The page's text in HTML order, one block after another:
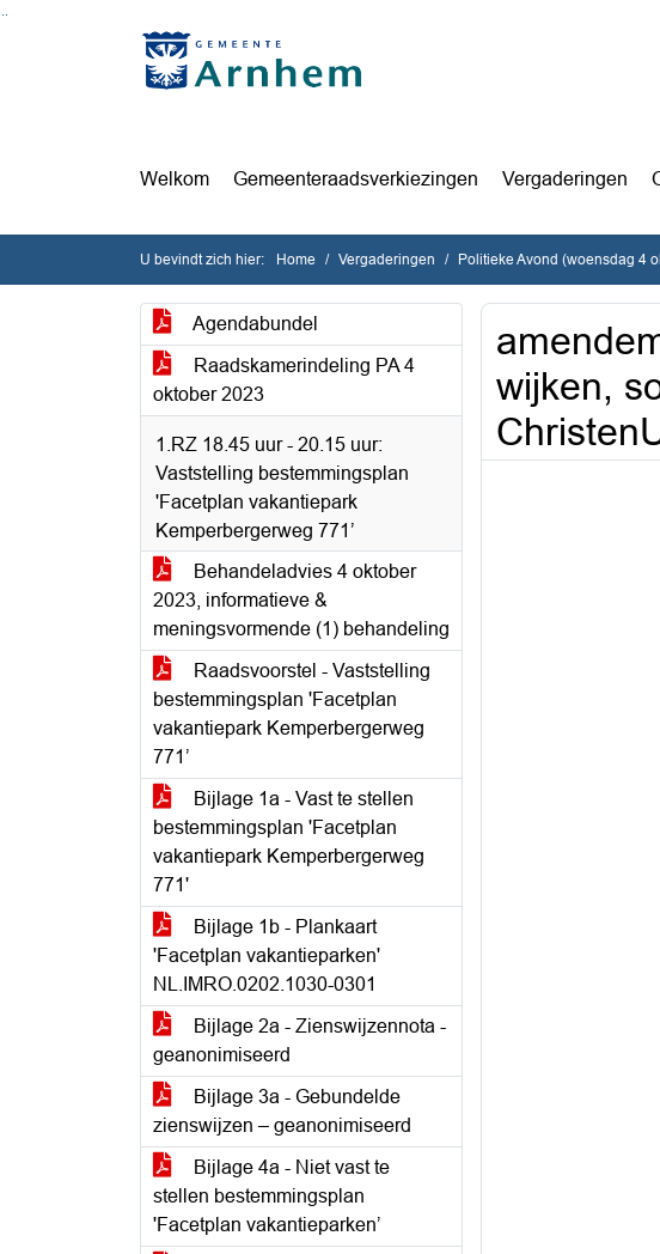
Ga naar de inhoud van deze pagina
Ga naar het zoeken
Ga naar het menu
Welkom Gemeenteraadsverkiezingen Vergaderingen
U bevindt zich hier: Home Vergaderingen Politieke Avond (woensdag 4
Agendabundel
Raadskamerindeling PA 4
oktober 2023
1.RZ 18.45 uur - 20.15 uur:
Vaststelling bestemmingsplan
'Facetplan vakantiepark
Kemperbergerweg 771’
Behandeladvies 4 oktober
2023, informatieve &
meningsvormende (1) behandeling
Raadsvoorstel - Vaststelling
bestemmingsplan 'Facetplan
vakantiepark Kemperbergerweg
771’
Bijlage 1a - Vast te stellen
bestemmingsplan 'Facetplan
vakantiepark Kemperbergerweg
771'
Bijlage 1b - Plankaart
'Facetplan vakantieparken'
NL.IMRO.0202.1030-0301
Bijlage 2a - Zienswijzennota -
geanonimiseerd
Bijlage 3a - Gebundelde
zienswijzen – geanonimiseerd
Bijlage 4a - Niet vast te
stellen bestemmingsplan
'Facetplan vakantieparken’
wijken,